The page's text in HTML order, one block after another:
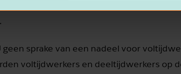
plaats van voltijdwerkers, omdat ze in
sprake van een nadeel voor
voltijdwerkers en deeltijdwerkers op